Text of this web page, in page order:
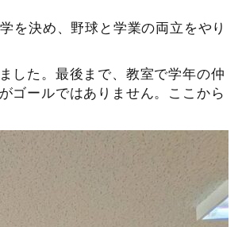
を決め、野球と学業の両立をやり
した。最後まで、教室で学年の仲
ゴールではありません。ここから